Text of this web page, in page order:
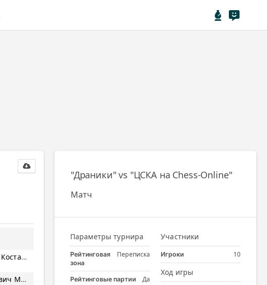
Григорий Юрьевич Костарев
Александр Васильевич Михайлов
"Драники" vs "ЦСКА на Chess-Online"
Матч
Параметры турнира
Рейтинговая
зона
Переписка
Рейтинговые партии Да
Участники
Игроки 10
Ход игры